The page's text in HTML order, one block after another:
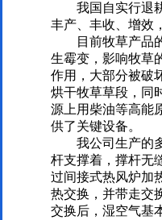
我国自实行退耕
丰产、丰收、增效
目前牧草产品的
生霉变，影响牧草
作用，大部分被破
烘干牧草草段，同
源上用柴油等高能
供了关键设备。
我公司生产的多
杆支撑着，撑杆无
过间接式热风炉加
热交换，并带走交
交换后，湿空气基